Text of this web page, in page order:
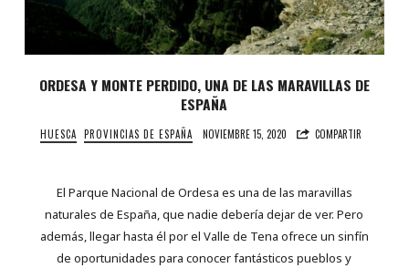
ORDESA Y MONTE PERDIDO, UNA DE LAS MARAVILLAS DE
ESPAÑA
HUESCA PROVINCIAS DE ESPAÑA NOVIEMBRE 15, 2020 COMPARTIR
El Parque Nacional de Ordesa es una de las maravillas
naturales de España, que nadie debería dejar de ver. Pero
además, llegar hasta él por el Valle de Tena ofrece un sinfín
de oportunidades para conocer fantásticos pueblos y